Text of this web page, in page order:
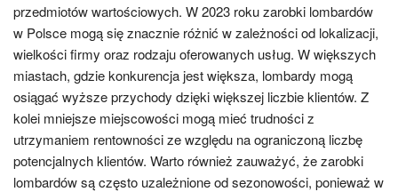
przedmiotów wartościowych. W 2023 roku zarobki lombardów
w Polsce mogą się znacznie różnić w zależności od lokalizacji,
wielkości firmy oraz rodzaju oferowanych usług. W większych
miastach, gdzie konkurencja jest większa, lombardy mogą
osiągać wyższe przychody dzięki większej liczbie klientów. Z
kolei mniejsze miejscowości mogą mieć trudności z
utrzymaniem rentowności ze względu na ograniczoną liczbę
potencjalnych klientów. Warto również zauważyć, że zarobki
lombardów są często uzależnione od sezonowości, ponieważ w